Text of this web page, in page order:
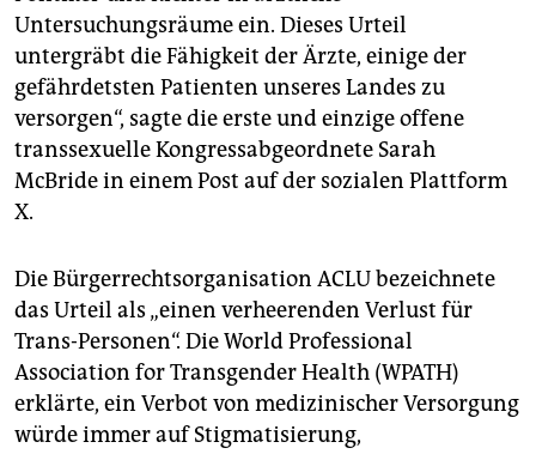
Untersuchungsräume ein. Dieses Urteil
untergräbt die Fähigkeit der Ärzte, einige der
gefährdetsten Patienten unseres Landes zu
versorgen“, sagte die erste und einzige offene
transsexuelle Kongressabgeordnete Sarah
McBride in einem Post auf der sozialen Plattform
X.
Die Bürgerrechtsorganisation ACLU bezeichnete
das Urteil als „einen verheerenden Verlust für
Trans-Personen“. Die World Professional
Association for Transgender Health (WPATH)
erklärte, ein Verbot von medizinischer Versorgung
würde immer auf Stigmatisierung,